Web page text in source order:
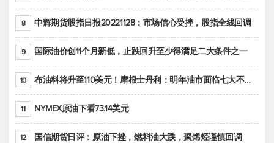
8 中辉期货股指日报20221128：市场信心受挫，股指全线回调
9 国际油价创11个月新低，止跌回升至少得满足二大条件之一
10 布油料将升至110美元！摩根士丹利：明年油市面临七大不确定性
11 NYMEX原油下看73.14美元
12 国信期货日评：原油下挫，燃料油大跌，聚烯烃谨慎回调